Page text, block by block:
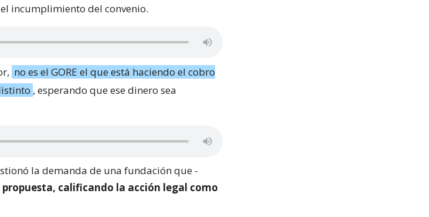
incumplimiento del convenio.
no es el GORE el que está haciendo el cobro
, esperando que ese dinero sea
la demanda de una fundación que -
calificando la acción legal como